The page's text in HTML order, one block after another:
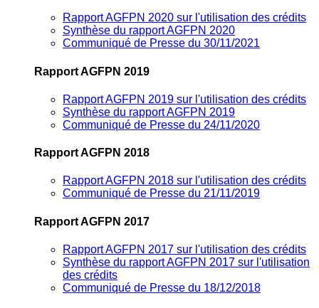
Rapport AGFPN 2020 sur l'utilisation des crédits
Synthèse du rapport AGFPN 2020
Communiqué de Presse du 30/11/2021
Rapport AGFPN 2019
Rapport AGFPN 2019 sur l'utilisation des crédits
Synthèse du rapport AGFPN 2019
Communiqué de Presse du 24/11/2020
Rapport AGFPN 2018
Rapport AGFPN 2018 sur l'utilisation des crédits
Communiqué de Presse du 21/11/2019
Rapport AGFPN 2017
Rapport AGFPN 2017 sur l'utilisation des crédits
Synthèse du rapport AGFPN 2017 sur l'utilisation
des crédits
Communiqué de Presse du 18/12/2018